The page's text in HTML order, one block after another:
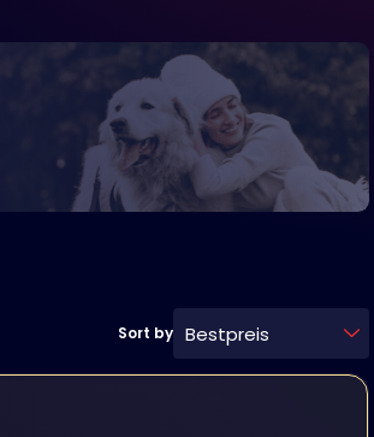
Sort by Bestpreis